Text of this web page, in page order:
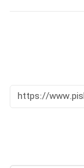
https://